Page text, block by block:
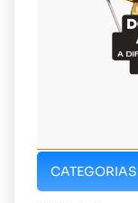
CATEGORIAS